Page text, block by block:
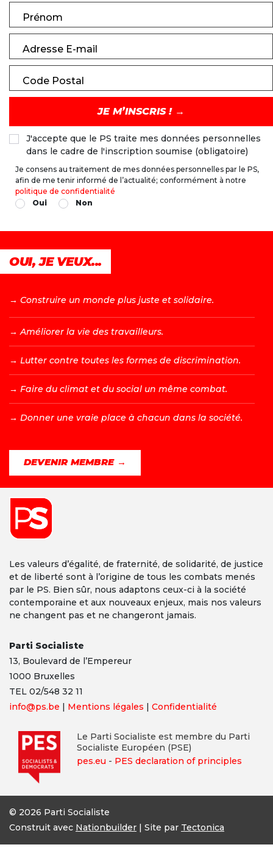
Prénom
Adresse E-mail
Code Postal
J'accepte que le PS traite mes données personnelles
dans le cadre de l'inscription soumise (obligatoire)
Je consens au traitement de mes données personnelles par le PS,
afin de me tenir informé de l’actualité; conformément à notre
politique de confidentialité
Oui
Non
Les valeurs d’égalité, de fraternité, de solidarité, de justice
et de liberté sont à l’origine de tous les combats menés
par le PS. Bien sûr, nous adaptons ceux-ci à la société
contemporaine et aux nouveaux enjeux, mais nos valeurs
ne changent pas et ne changeront jamais.
Parti Socialiste
13, Boulevard de l’Empereur
1000 Bruxelles
TEL 02/548 32 11
info@ps.be | Mentions légales | Confidentialité
Le Parti Socialiste est membre du Parti
Socialiste Européen (PSE)
pes.eu - PES declaration of principles
OUI, JE VEUX...
→ Construire un monde plus juste et solidaire.
→ Améliorer la vie des travailleurs.
→ Lutter contre toutes les formes de discrimination.
→ Faire du climat et du social un même combat.
→ Donner une vraie place à chacun dans la société.
DEVENIR MEMBRE →
© 2026 Parti Socialiste
Construit avec Nationbuilder | Site par Tectonica